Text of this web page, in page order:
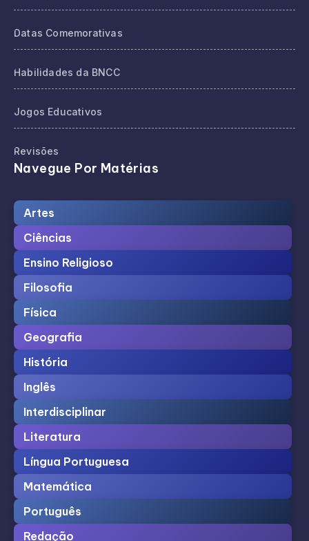
Datas Comemorativas
Habilidades da BNCC
Jogos Educativos
Revisões
Navegue Por Matérias
Artes
Ciências
Ensino Religioso
Filosofia
Física
Geografia
História
Inglês
Interdisciplinar
Literatura
Língua Portuguesa
Matemática
Português
Redação